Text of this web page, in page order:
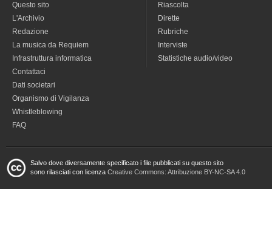
Questo sito
L'Archivio
Redazione
La musica da Requiem
Infrastruttura informatica
Contattaci
Dati societari
Organismo di Vigilanza
Whistleblowing
FAQ
Riascolta
Dirette
Rubriche
Interviste
Statistiche audio/video
Salvo dove diversamente specificato i file pubblicati su questo sito
sono rilasciati con licenza Creative Commons: Attribuzione BY-NC-SA 4.0